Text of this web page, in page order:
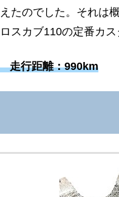
たのでした。それは
スカブ110の定番カス
走行距離：990km